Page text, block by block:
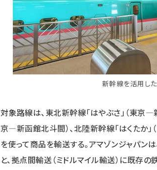
新幹線を活用し
対象路線は、東北新幹線「はやぶさ」（東京―
京―新函館北斗間）、北陸新幹線「はくたか
を使って商品を輸送する。アマゾンジャパン
と、拠点間輸送（ミドルマイル輸送）に既存の